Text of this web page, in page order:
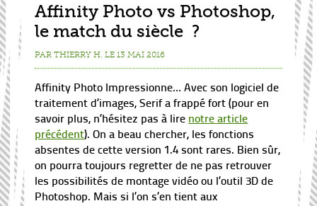
Affinity Photo vs Photoshop,
le match du siècle ?
PAR THIERRY H. LE 13 MAI 2016
Affinity Photo Impressionne… Avec son logiciel de
traitement d’images, Serif a frappé fort (pour en
savoir plus, n’hésitez pas à lire notre article
précédent). On a beau chercher, les fonctions
absentes de cette version 1.4 sont rares. Bien sûr,
on pourra toujours regretter de ne pas retrouver
les possibilités de montage vidéo ou l’outil 3D de
Photoshop. Mais si l’on s’en tient aux